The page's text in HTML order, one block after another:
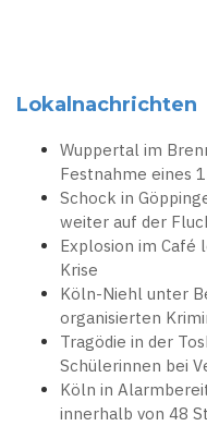
Lokalnachrichten
Wuppertal im
Festnahme eines
Schock in
weiter auf der
Explosion im Café
Krise
Köln-Niehl unter
organisierten
Tragödie in der
Schülerinnen bei
Köln in
innerhalb von 48